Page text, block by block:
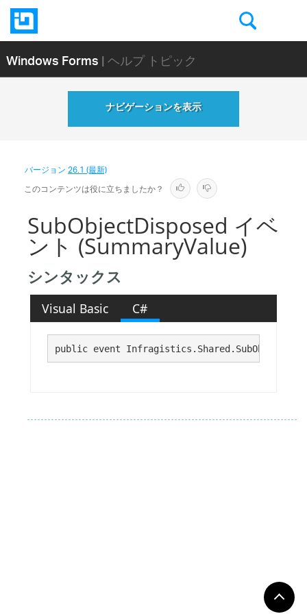
Windows Forms| ヘルプ トピック
ナビゲーションを表示
バージョン26.1 (最新)
このコンテンツは役に立ちましたか？
SubObjectDisposed イベ
ント (SummaryValue)
シンタックス
Visual Basic C#
public event